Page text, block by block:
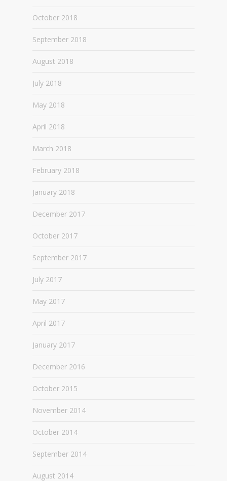
October 2018
September 2018
August 2018
July 2018
May 2018
April 2018
March 2018
February 2018
January 2018
December 2017
October 2017
September 2017
July 2017
May 2017
April 2017
January 2017
December 2016
October 2015
November 2014
October 2014
September 2014
August 2014